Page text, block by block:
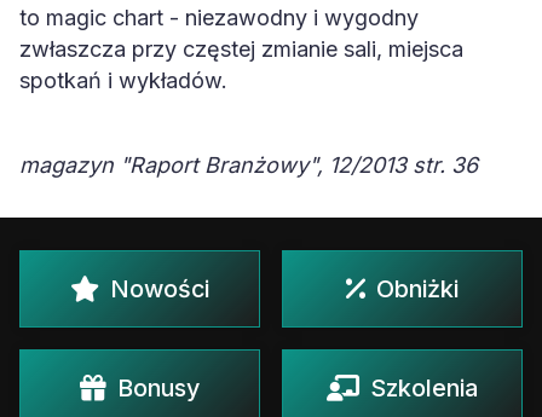
to magic chart - niezawodny i wygodny
zwłaszcza przy częstej zmianie sali, miejsca
spotkań i wykładów.
magazyn "Raport Branżowy", 12/2013 str. 36
Nowości Obniżki
Bonusy Szkolenia